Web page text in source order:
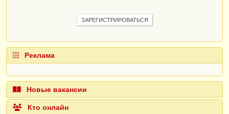
ЗАРЕГИСТРИРОВАТЬСЯ
Реклама
Новые вакансии
Кто онлайн